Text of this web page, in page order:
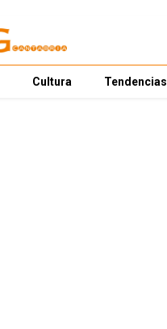
Cultura Tendencias